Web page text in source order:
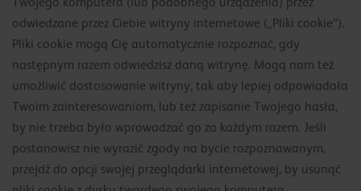
odwiedzane przez Ciebie witryny internetowe („Pliki cookie”).
Pliki cookie mogą Cię automatycznie rozpoznać, gdy
następnym razem odwiedzisz daną witrynę. Mogą nam też
umożliwić dostosowanie witryny, tak aby lepiej odpowiadała
Twoim zainteresowaniom, lub też zapisanie Twojego hasła,
by nie trzeba było wprowadzać go za każdym razem. Jeśli
postanowisz nie wyrazić zgody na bycie rozpoznawanym,
przejdź do opcji swojej przeglądarki internetowej, by usunąć